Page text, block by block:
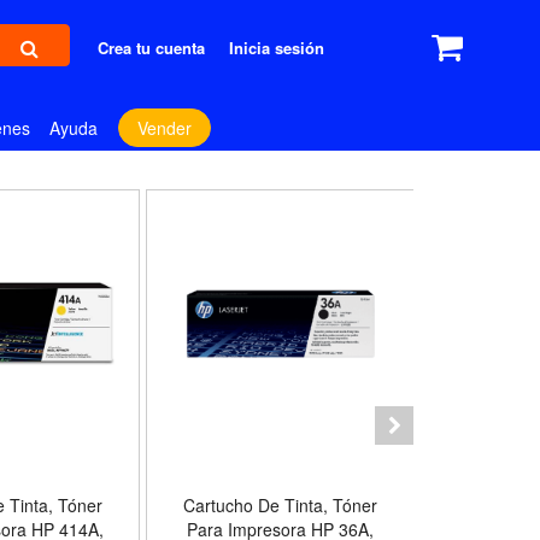
Crea tu cuenta Inicia sesión
Ayuda Vender
Tinta, Tóner
HP 414A,
Cartucho De Tinta, Tóner
Para Impresora HP 36A,